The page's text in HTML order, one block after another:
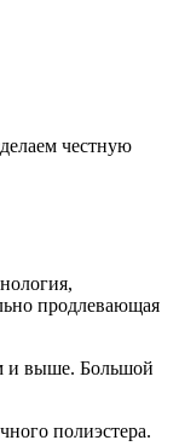
честную
продлевающая
и выше. Большой
полиэстера.